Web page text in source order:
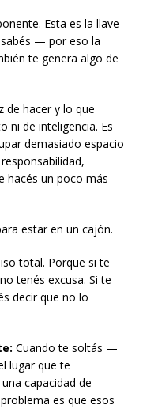
Esta es la llave
sabés — por eso la
te genera algo de
de hacer y lo que
ni de inteligencia. Es
demasiado espacio
hacés un poco más
estar en un cajón.
total. Porque si te
tenés excusa. Si te
decir que no lo
Cuando te soltás —
lugar que te
capacidad de
es que esos